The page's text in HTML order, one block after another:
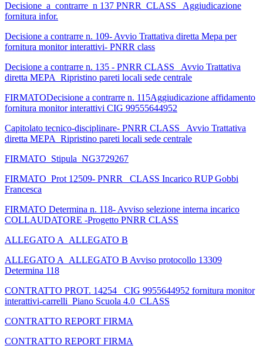
Decisione_a_contrarre_n 137 PNRR_CLASS_ Aggiudicazione
fornitura infor.
Decisione a contrarre n. 109- Avvio Trattativa diretta Mepa per
fornitura monitor interattivi- PNRR class
Decisione a contrarre n. 135 - PNRR CLASS_ Avvio Trattativa
diretta MEPA_Ripristino pareti locali sede centrale
FIRMATODecisione a contrarre n. 115Aggiudicazione affidamento
fornitura monitor interattivi CIG 99555644952
Capitolato tecnico-disciplinare- PNRR CLASS_ Avvio Trattativa
diretta MEPA_Ripristino pareti locali sede centrale
FIRMATO_Stipula_NG3729267
FIRMATO_Prot 12509- PNRR _CLASS Incarico RUP Gobbi
Francesca
FIRMATO Determina n. 118- Avviso selezione interna incarico
COLLAUDATORE -Progetto PNRR CLASS
ALLEGATO A_ALLEGATO B
ALLEGATO A_ALLEGATO B Avviso protocollo 13309
Determina 118
CONTRATTO PROT. 14254_ CIG 9955644952 fornitura monitor
interattivi-carrelli_Piano Scuola 4.0_CLASS
CONTRATTO REPORT FIRMA
CONTRATTO REPORT FIRMA